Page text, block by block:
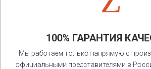
100% ГАРАНТИЯ
Мы работаем только напрямую с
официальными представителями в